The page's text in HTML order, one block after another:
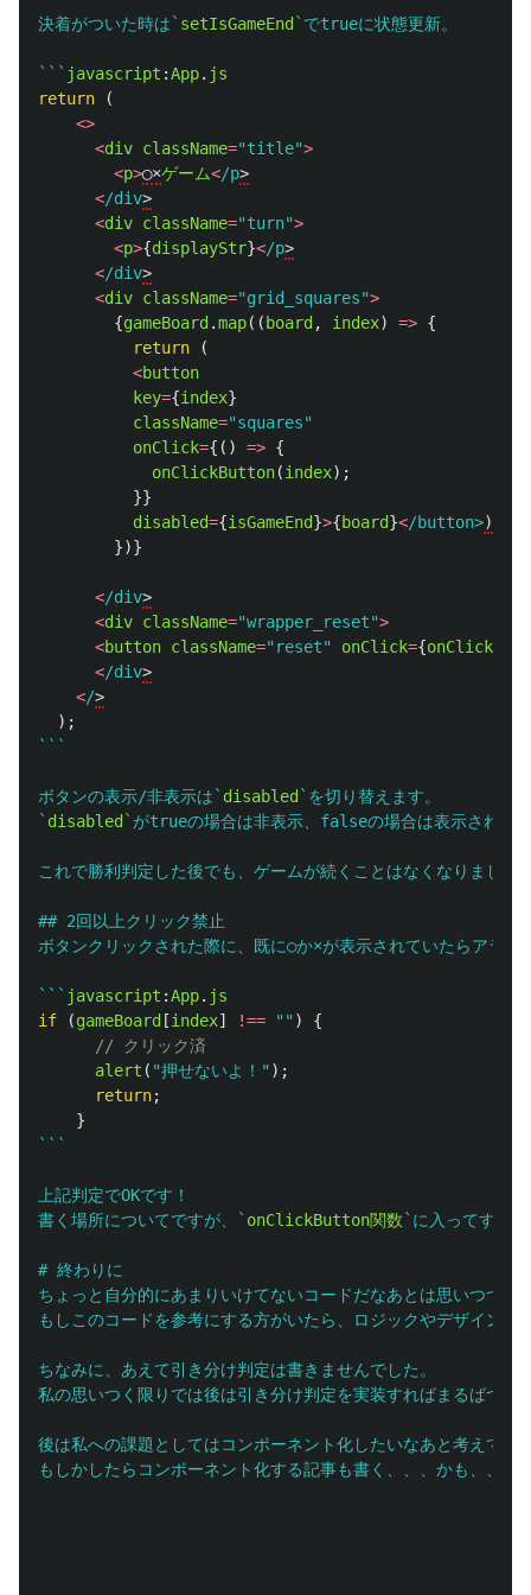
決着がついた時は` setIsGameEnd `でtrueに状態更新。
``` javascript :App. js
return
(
<>
<div className="title">
<p>◯×ゲーム</p
</div
<div className="turn">
<p>{displayStr}</p
</div
<div className="grid_squares">
{gameBoard .map(( board , index) => {
return
(
<button
key={index}
className="squares"
onClick={() => {
onClickButton(index);
}}
disabled={isGameEnd}>{board}</button>
})}
</div
<div className="wrapper_reset">
<button className=" reset" onClick={
</div
</
);
```
ボタンの表示/非表示は` disabled `を切り替えます。
` disabled `がtrueの場合は非表示、falseの場合は表示される
これで勝利判定した後でも、ゲームが続くことはなくなりました
## 2回以上クリック禁止
ボタンクリックされた際に、既に○か×が表示されていたらアラー
``` javascript :App. js
if
(gameBoard [index] !== "" )
{
// クリック済
alert ( "押せないよ！ " );
return;
}
```
上記判定でOKです！
書く場所についてですが、` onClickButton関数 `に入ってすぐ
# 終わりに
ちょっと自分的にあまりいけてないコードだなあとは思いつつ
もしこのコードを参考にする方がいたら、ロジックやデザイン等
ちなみに、あえて引き分け判定は書きませんでした。
私の思いつく限りでは後は引き分け判定を実装すればまるばつ
後は私への課題としてはコンポーネント化したいなあと考えてい
もしかしたらコンポーネント化する記事も書く、、、かも、、、